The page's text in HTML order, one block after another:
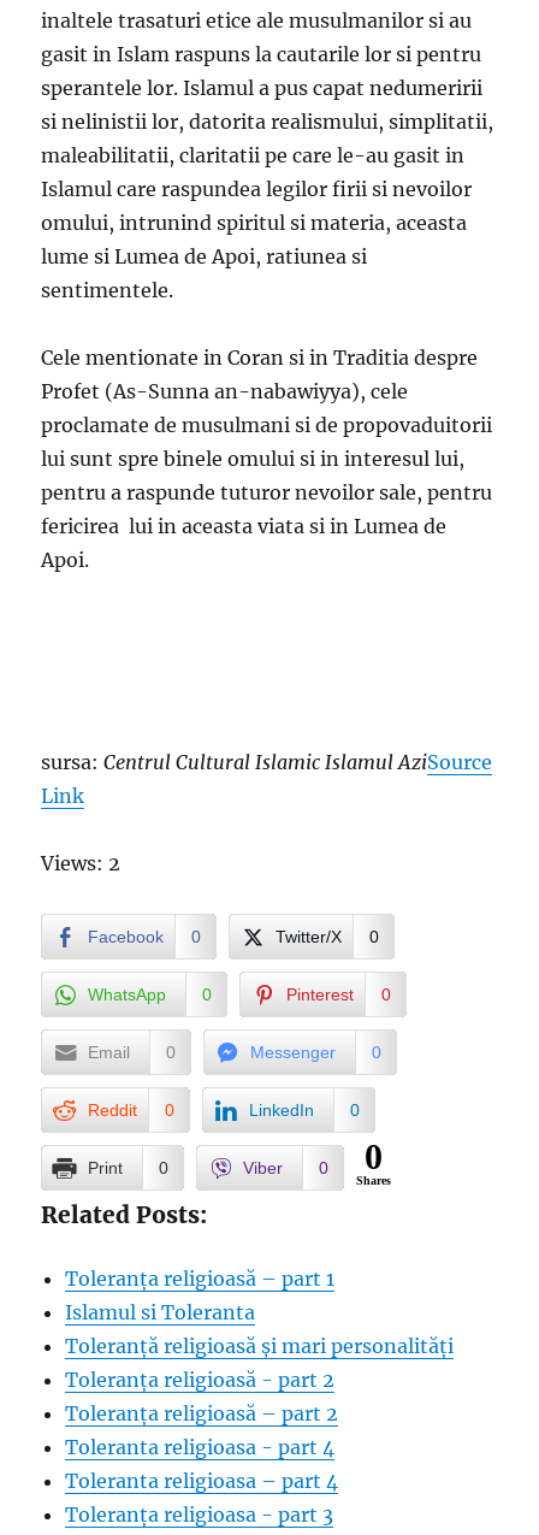
inaltele trasaturi etice ale musulmanilor si au
gasit in Islam raspuns la cautarile lor si pentru
sperantele lor. Islamul a pus capat nedumeririi
si nelinistii lor, datorita realismului, simplitatii,
maleabilitatii, claritatii pe care le-au gasit in
Islamul care raspundea legilor firii si nevoilor
omului, intrunind spiritul si materia, aceasta
lume si Lumea de Apoi, ratiunea si
sentimentele.
Cele mentionate in Coran si in Traditia despre
Profet (As-Sunna an-nabawiyya), cele
proclamate de musulmani si de propovaduitorii
lui sunt spre binele omului si in interesul lui,
pentru a raspunde tuturor nevoilor sale, pentru
fericirea lui in aceasta viata si in Lumea de
Apoi.
sursa:Centrul Cultural Islamic Islamul AziSource
Link
Views: 2
Facebook 0 Twitter/X 0
WhatsApp 0 Pinterest 0
Email 0 Messenger 0
Reddit 0 LinkedIn 0
Print 0 Viber 0 0
Shares
Related Posts:
Toleranța religioasă – part 1
Islamul si Toleranta
Toleranță religioasă și mari personalități
Toleranța religioasă - part 2
Toleranța religioasă – part 2
Toleranta religioasa - part 4
Toleranta religioasa – part 4
Toleranța religioasa - part 3